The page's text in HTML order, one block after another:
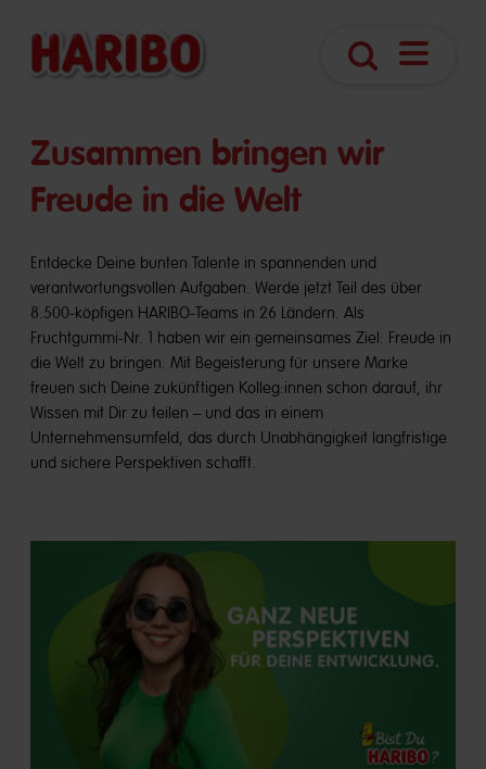
​​Zusammen bringen wir
Freude in die Welt
Entdecke Deine bunten Talente in spannenden und
verantwortungsvollen Aufgaben. Werde jetzt Teil des über
8.500-köpfigen HARIBO-Teams in 26 Ländern. Als
Fruchtgummi-Nr. 1 haben wir ein gemeinsames Ziel: Freude in
die Welt zu bringen. Mit Begeisterung für unsere Marke
freuen sich Deine zukünftigen Kolleg:innen schon darauf, ihr
Wissen mit Dir zu teilen – und das in einem
Unternehmensumfeld, das durch Unabhängigkeit langfristige
und sichere Perspektiven schafft.